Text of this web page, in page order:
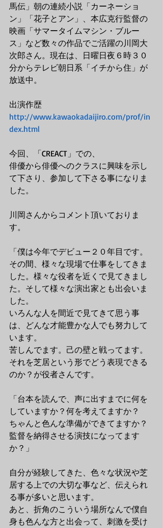
馬伝」朝の連続小説「カーネーショ
ン」「花子とアン」、本広克行監督の
映画「サマータイムマシン・ブルー
ス」など数々の作品でご活躍の川岡大
次郎さん。現在は、日曜日夜６時３０
分からテレビ朝日系「イチから住」が
放送中。
出演作歴
http://www.kawaokadaijiro.com/prof/in
dex.html
今回、「CREACT」での、
俳優から俳優へのクラスに興味を示し
て下さり、参加して下さる事になりま
した。
川岡さんからコメント頂いておりま
す。
「僕は今年でデビュー２０年目です。
その間、様々な現場で仕事をしてきま
した。様々な役者を近くで見てきまし
た。そして様々な演出家とも出会いま
した。
いろんな人を間近で見てきて思う事
は、どんな才能豊かな人でも努力して
います。
苦しんでます。己の壁と戦ってます。
それを芝居という形でどう表現できる
のか？が役者さんです。
「台本を読んで、声に出すまでに何を
していますか？何を考えてますか？
ちゃんと色んな準備ができてますか？
監督を納得させる演技になってます
か？」
自分が経験してきた、色々な状況や芝
居する上での大切な事など、伝えられ
る事が多いと思います。
あと、折角のこういう場所なんで僕自
身も色んな方と出会って、刺激を受け